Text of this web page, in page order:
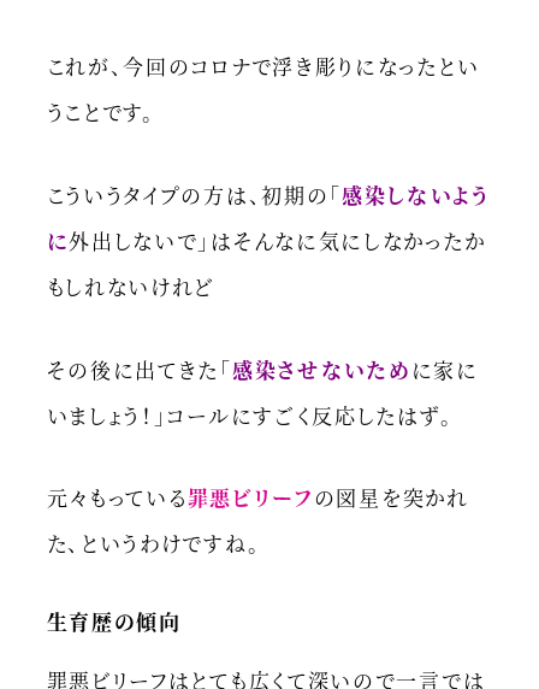
これが、今回のコロナで浮き彫りになったとい
うことです。
こういうタイプの方は、初期の「感染しないよう
に外出しないで」はそんなに気にしなかったか
もしれないけれど
その後に出てきた「感染させないため に家に
いましょう！」コールにすごく反応したはず。
元々もっている罪悪ビリーフの図星を突かれ
た、というわけですね。
生育歴の傾向
罪悪ビリーフはとても広くて深いので一言では